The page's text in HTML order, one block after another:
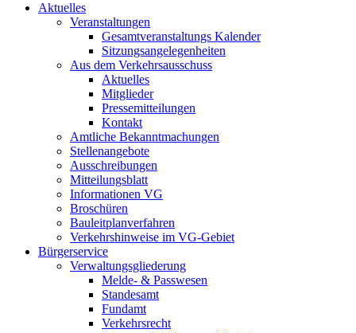
Aktuelles
Veranstaltungen
Gesamtveranstaltungs Kalender
Sitzungsangelegenheiten
Aus dem Verkehrsausschuss
Aktuelles
Mitglieder
Pressemitteilungen
Kontakt
Amtliche Bekanntmachungen
Stellenangebote
Ausschreibungen
Mitteilungsblatt
Informationen VG
Broschüren
Bauleitplanverfahren
Verkehrshinweise im VG-Gebiet
Bürgerservice
Verwaltungsgliederung
Melde- & Passwesen
Standesamt
Fundamt
Verkehrsrecht